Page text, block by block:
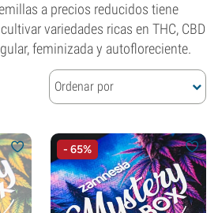
a precios reducidos tiene
variedades ricas en THC, CBD
feminizada y autofloreciente.
Ordenar por
- 65%